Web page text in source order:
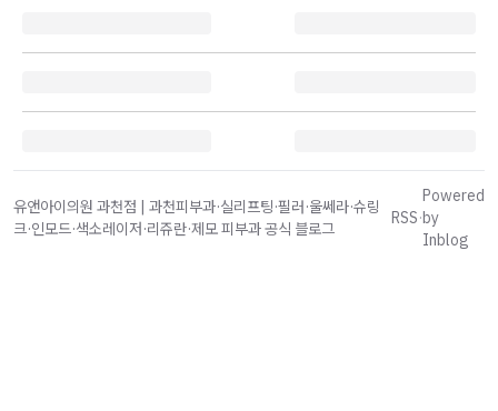
유앤아이의원 과천점 | 과천피부과·실리프팅·필러·울쎄라·슈링
크·인모드·색소레이저·리쥬란·제모 피부과 공식 블로그
RSS·
Powered
by
Inblog